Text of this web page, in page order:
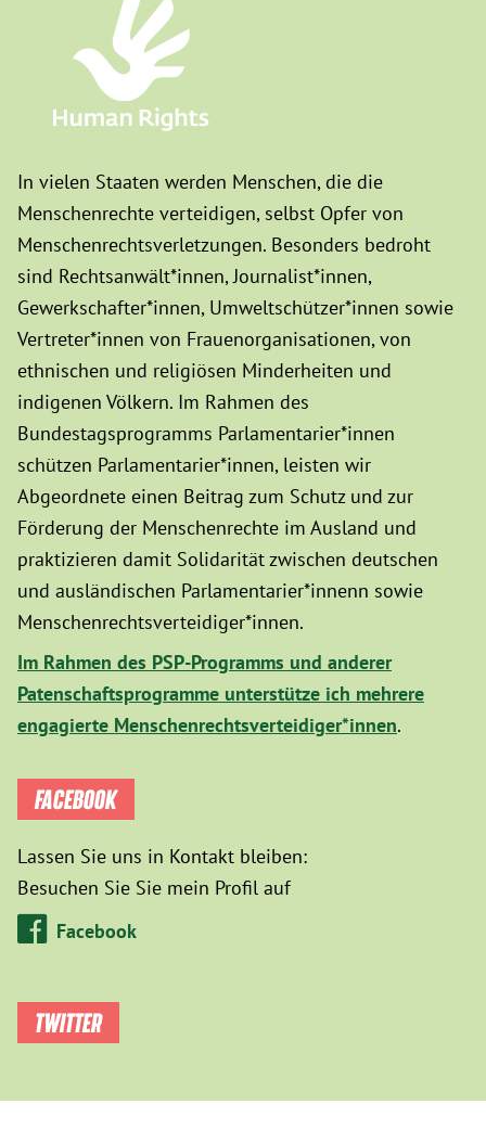
In vielen Staaten werden Menschen, die die
Menschenrechte verteidigen, selbst Opfer von
Menschenrechtsverletzungen. Besonders bedroht
sind Rechtsanwält*innen, Journalist*innen,
Gewerkschafter*innen, Umweltschützer*innen sowie
Vertreter*innen von Frauenorganisationen, von
ethnischen und religiösen Minderheiten und
indigenen Völkern. Im Rahmen des
Bundestagsprogramms Parlamentarier*innen
schützen Parlamentarier*innen, leisten wir
Abgeordnete einen Beitrag zum Schutz und zur
Förderung der Menschenrechte im Ausland und
praktizieren damit Solidarität zwischen deutschen
und ausländischen Parlamentarier*innenn sowie
Menschenrechtsverteidiger*innen.
Im Rahmen des PSP-Programms und anderer
Patenschaftsprogramme unterstütze ich mehrere
engagierte Menschenrechtsverteidiger*innen.
FACEBOOK
Lassen Sie uns in Kontakt bleiben:
Besuchen Sie Sie mein Profil auf
Facebook
TWITTER